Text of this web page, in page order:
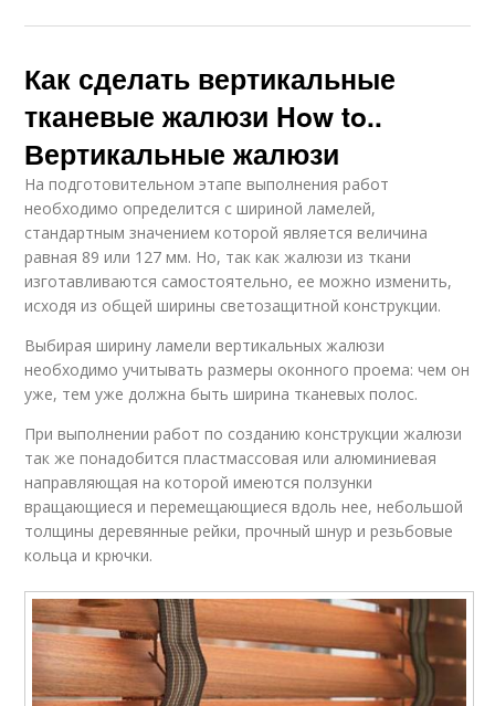
Как сделать вертикальные
тканевые жалюзи How to..
Вертикальные жалюзи
На подготовительном этапе выполнения работ
необходимо определится с шириной ламелей,
стандартным значением которой является величина
равная 89 или 127 мм. Но, так как жалюзи из ткани
изготавливаются самостоятельно, ее можно изменить,
исходя из общей ширины светозащитной конструкции.
Выбирая ширину ламели вертикальных жалюзи
необходимо учитывать размеры оконного проема: чем он
уже, тем уже должна быть ширина тканевых полос.
При выполнении работ по созданию конструкции жалюзи
так же понадобится пластмассовая или алюминиевая
направляющая на которой имеются ползунки
вращающиеся и перемещающиеся вдоль нее, небольшой
толщины деревянные рейки, прочный шнур и резьбовые
кольца и крючки.